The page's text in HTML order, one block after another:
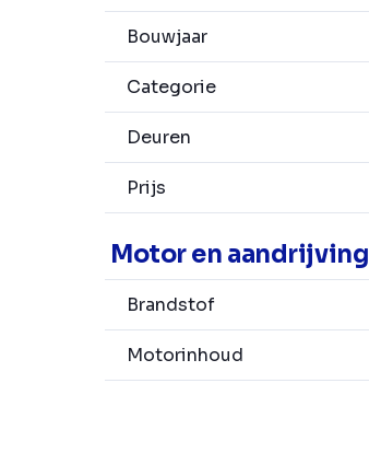
Bouwjaar
Categorie
Deuren
Prijs
Motor en aandrijving
Brandstof
Motorinhoud